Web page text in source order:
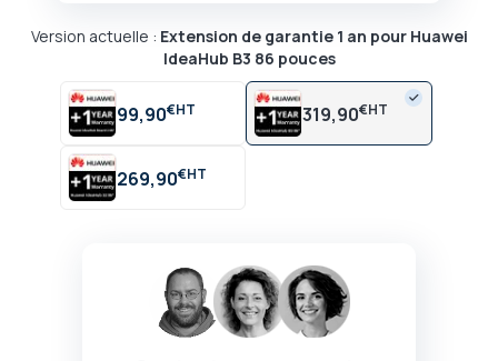
Version actuelle : Extension de garantie 1 an pour Huawei
IdeaHub B3 86 pouces
99,90€ 319,90€
269,90€